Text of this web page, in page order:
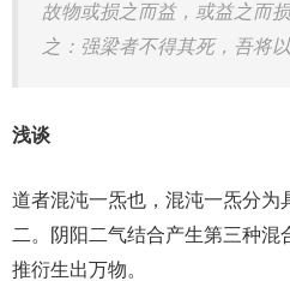
故物或损之而益，或益之而
之：强梁者不得其死，吾将以
浅谈
道者混沌一炁也，混沌一炁分为
二。阴阳二气结合产生第三种
推衍生出万物。